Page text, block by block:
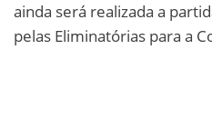
ainda será realizada a
pelas Eliminatórias para a